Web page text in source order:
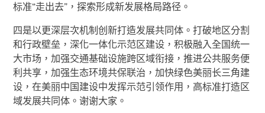
标准“走出去”，探索形成新发展格局路径。
四是以更深层次机制创新打造发展共同体。打破地区分割
和行政壁垒，深化一体化示范区建设，积极融入全国统一
大市场，加强交通基础设施跨区域衔接，推进公共服务便
利共享，加强生态环境共保联治，加快绿色美丽长三角建
设，在美丽中国建设中发挥示范引领作用，高标准打造区
域发展共同体。谢谢大家。